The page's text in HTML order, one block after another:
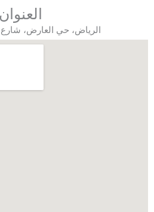
العنوان
الرياض، حي العارض، شارع